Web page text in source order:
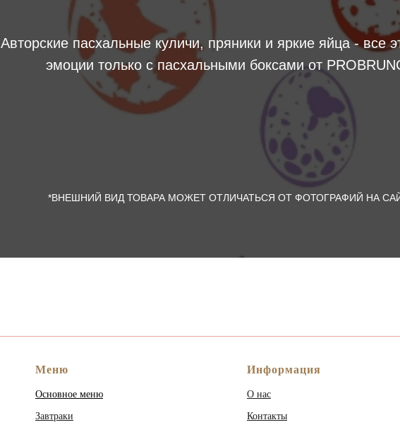
Авторские пасхальные куличи, пряники и яркие яйца - все
эмоции только с пасхальными боксами от
*ВНЕШНИЙ ВИД ТОВАРА МОЖЕТ ОТЛИЧАТЬСЯ ОТ ФОТОГРАФИЙ НА
Меню
Основное меню
Завтраки
Информация
О нас
Контакты